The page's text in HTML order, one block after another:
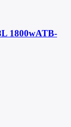
1800wATB-